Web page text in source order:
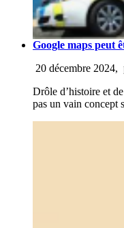
Google maps peut
20 décembre 2024,
Drôle d’histoire et
pas un vain concept